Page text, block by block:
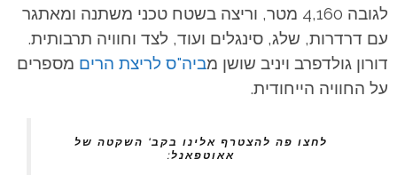
לגובה 4,160 מטר, וריצה בשטח טכני משתנה ומאתגר
עם דרדרות, שלג, סינגלים ועוד, לצד וחוויה תרבותית.
דורון גולדפרב ויניב שושן מביה"ס לריצת הרים מספרים
על החוויה הייחודית.
לחצו פה להצטרף אלינו בקב' השקטה של
אאוטפאנל: